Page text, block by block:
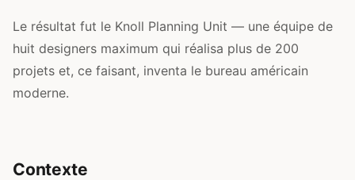
Le résultat fut le Knoll Planning Unit — une équipe de
huit designers maximum qui réalisa plus de 200
projets et, ce faisant, inventa le bureau américain
moderne.
Contexte